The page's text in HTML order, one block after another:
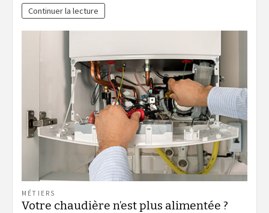
Continuer la lecture
MÉTIERS
Votre chaudière n’est plus alimentée ?